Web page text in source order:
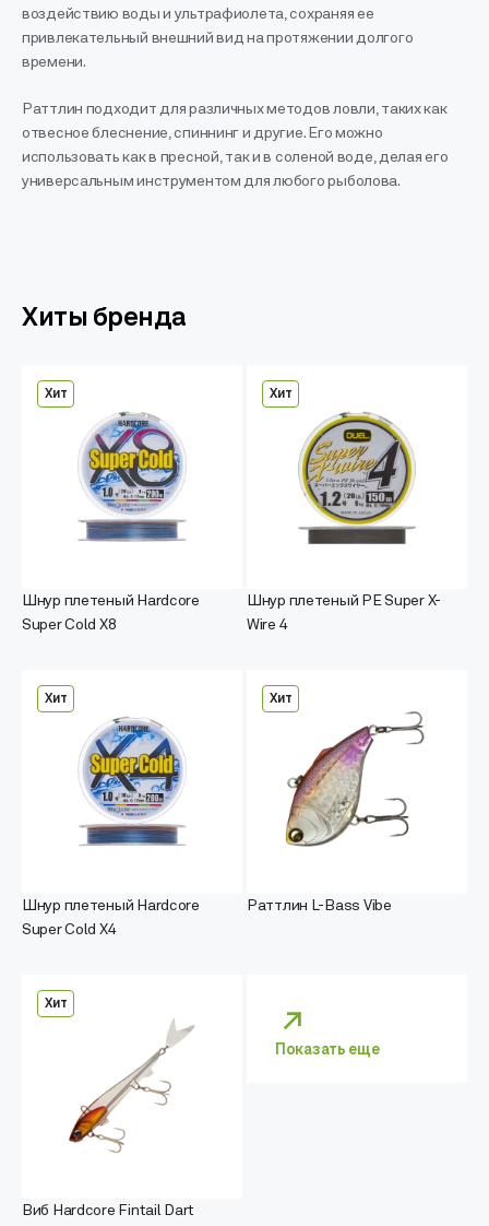
воздействию воды и ультрафиолета, сохраняя ее
привлекательный внешний вид на протяжении долгого
времени.
Раттлин подходит для различных методов ловли, таких как
отвесное блеснение, спиннинг и другие. Его можно
использовать как в пресной, так и в соленой воде, делая его
универсальным инструментом для любого рыболова.
Хиты бренда
Хит
Шнур плетеный Hardcore
Super Cold X8
Хит
Шнур плетеный PE Super X-
Wire 4
Хит
Шнур плетеный Hardcore
Super Cold X4
Хит
Раттлин L-Bass Vibe
Хит
Виб Hardcore Fintail Dart
Показать еще